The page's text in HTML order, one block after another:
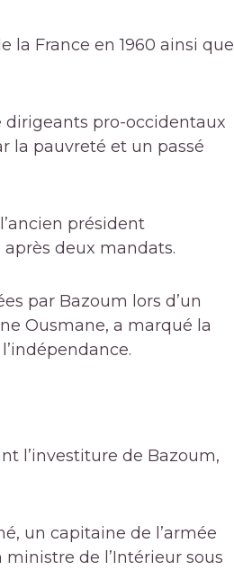
la France en 1960 ainsi que
dirigeants pro-occidentaux
la pauvreté et un passé
président
deux mandats.
par Bazoum lors d’un
Ousmane, a marqué la
l’investiture de Bazoum,
un capitaine de l’armée
de l’Intérieur sous